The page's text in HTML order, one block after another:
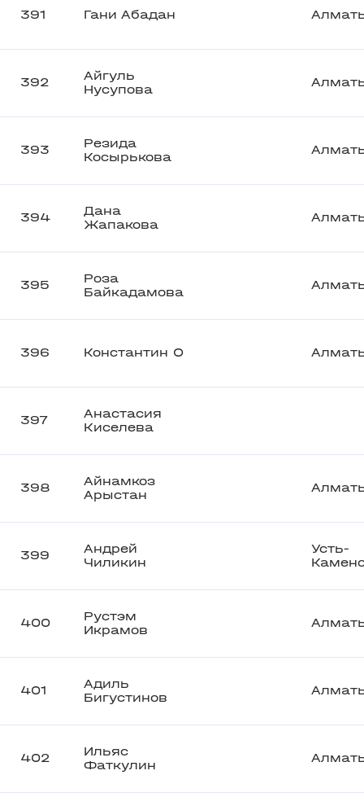
391 Гани Абадан
392
Айгуль
Нусупова
393
Резида
Косырькова
394
Дана
Жапакова
395
Роза
Байкадамова
396 Константин О
397
Анастасия
Киселева
398
Айнамкоз
Арыстан
399
Андрей
Чиликин
Усть-
400
Рустэм
Икрамов
401
Адиль
Бигустинов
402
Ильяс
Фаткулин